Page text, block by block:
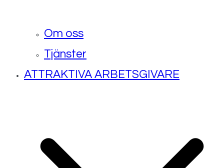
Om oss
Tjänster
ATTRAKTIVA ARBETSGIVARE